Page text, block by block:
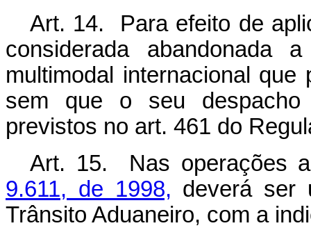
Art. 14. Para efeito de
considerada abandonada
multimodal internacional que
sem que o seu
previstos no art. 461 do
Art. 15. Nas operações
9.611, de 1998, deverá ser
Trânsito Aduaneiro, com a